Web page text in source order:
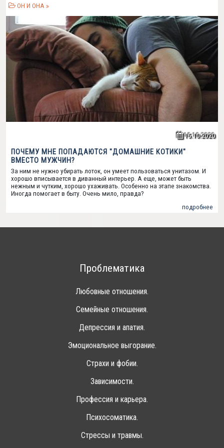
ОН И ОНА
15.10.2020
ПОЧЕМУ МНЕ ПОПАДАЮТСЯ "ДОМАШНИЕ КОТИКИ"
ВМЕСТО МУЖЧИН?
За ним не нужно убирать лоток, он умеет пользоваться унитазом. И
хорошо вписывается в диванный интерьер. А еще, может быть
нежным и чутким, хорошо ухаживать. Особенно на этапе знакомства.
Иногда помогает в быту. Очень мило, правда?
подробнее
Проблематика
Любовные отношения.
Семейные отношения.
Депрессия и апатия.
Эмоциональное выгорание.
Страхи и фобии.
Зависимости.
Профессия и карьера.
Психосоматика.
Стрессы и травмы.